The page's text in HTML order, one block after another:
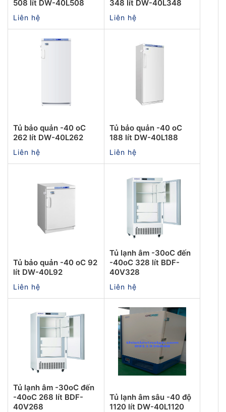
508 lít DW-40L508
Liên hệ
348 lít DW-40L348
Liên hệ
Tủ bảo quản -40 oC
262 lít DW-40L262
Liên hệ
Tủ bảo quản -40 oC
188 lít DW-40L188
Liên hệ
Tủ bảo quản -40 oC 92
lít DW-40L92
Liên hệ
Tủ lạnh âm -30oC đến
-40oC 328 lít BDF-
40V328
Liên hệ
Tủ lạnh âm -30oC đến
-40oC 268 lít BDF-
40V268
Tủ lạnh âm sâu -40 độ
1120 lít DW-40L1120